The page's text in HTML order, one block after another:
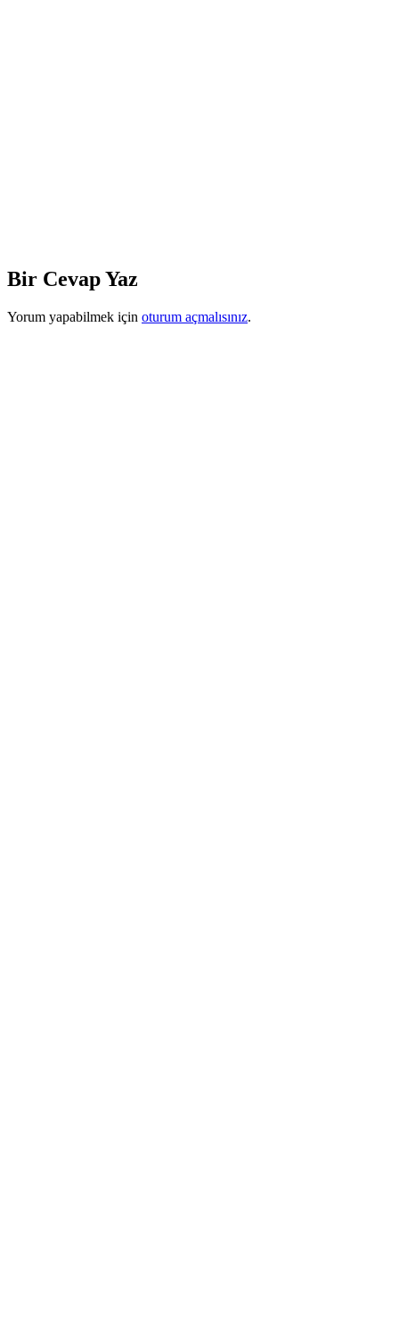
Bir Cevap Yaz
Yorum yapabilmek için oturum açmalısınız.